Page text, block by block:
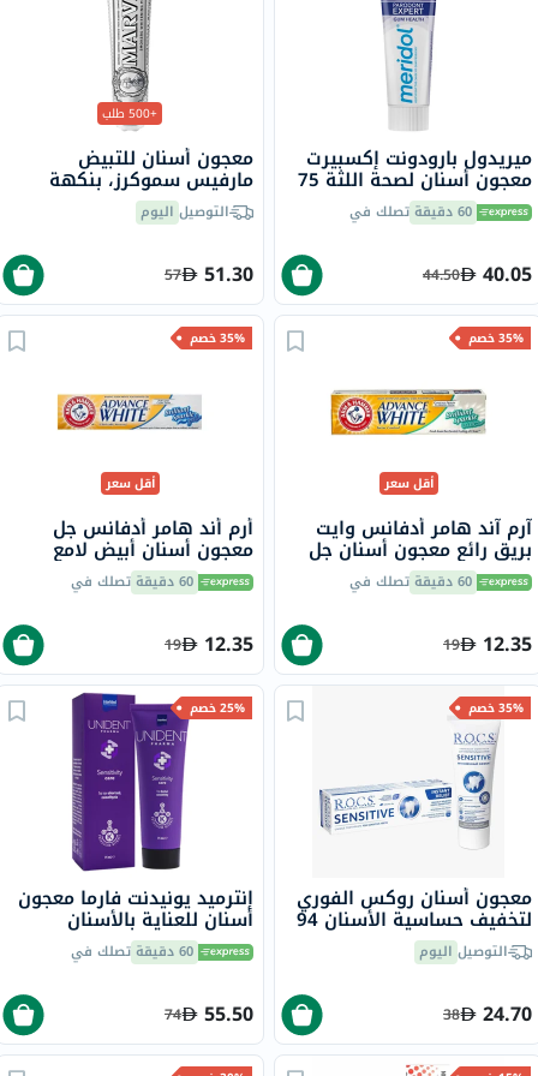
ميريدول بارودونت إكسبيرت
معجون أسنان لصحة اللثة 75
مل 60 دقيقة تصلك في
40.05
44.50
+500 طلب
معجون أسنان للتبيض
مارفيس سموكرز، بنكهة
النعناع، 85 مل
التوصيل اليوم
51.30
57
35% خصم
أقل سعر
آرم آند هامر أدفانس وايت
بريق رائع معجون أسنان جل
مبيض 115 جرام 60 دقيقة تصلك في
12.35
19
35% خصم
أقل سعر
أرم أند هامر أدفانس جل
معجون أسنان أبيض لامع
متلألئ 115 جرام60 دقيقة تصلك في
12.35
19
35% خصم
معجون أسنان روكس الفوري
لتخفيف حساسية الأسنان 94
جرامالتوصيل اليوم
24.70
38
25% خصم
إنترميد يونيدنت فارما معجون
أسنان للعناية بالأسنان
الحساسة 75 مل
60 دقيقة تصلك في
55.50
74